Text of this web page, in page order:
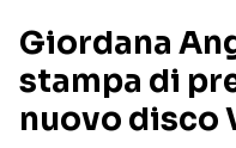
RECENSIONI MUSICALI
INTERVISTE
GOSSIP E CURIOSITÀ
Giordana
stampa di
nuovo disco